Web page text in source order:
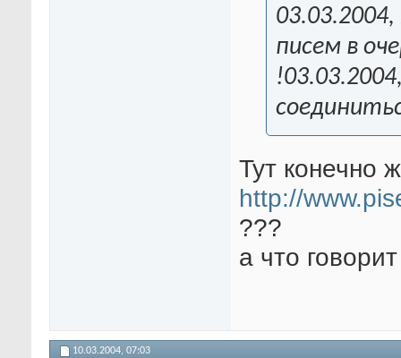
писем в
Тут конечно
http://
???
а что
10.03.2004, 07:03